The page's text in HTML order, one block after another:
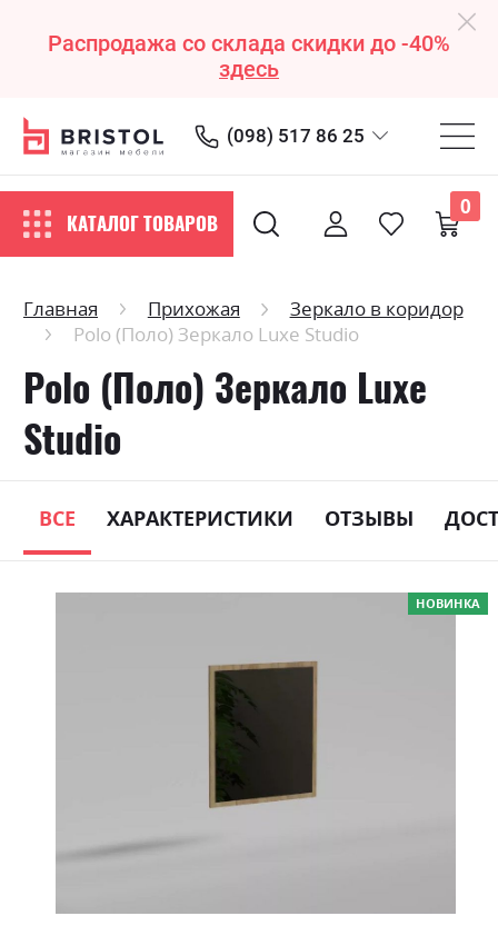
Распродажа со склада скидки до -40%
здесь
(098) 517 86 25
КАТАЛОГ ТОВАРОВ
0
Главная Прихожая
Зеркало в коридор
Polo (Поло) Зеркало Luxe Studio
Polo (Поло) Зеркало Luxe
Studio
ВСЕ ХАРАКТЕРИСТИКИ ОТЗЫВЫ
НОВИНКА